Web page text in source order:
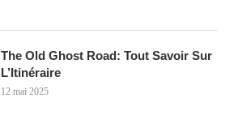
The Old Ghost Road: Tout Savoir Sur
L’Itinéraire
12 mai 2025